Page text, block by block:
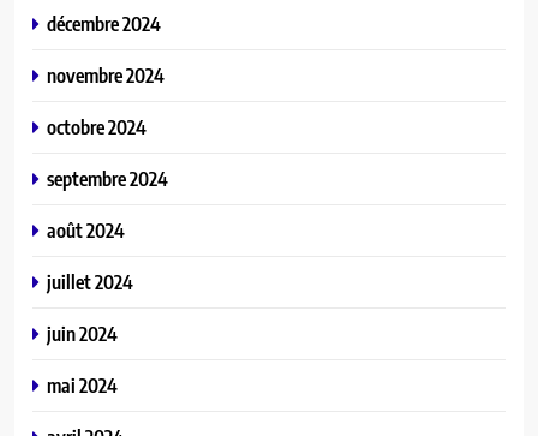
décembre 2024
novembre 2024
octobre 2024
septembre 2024
août 2024
juillet 2024
juin 2024
mai 2024